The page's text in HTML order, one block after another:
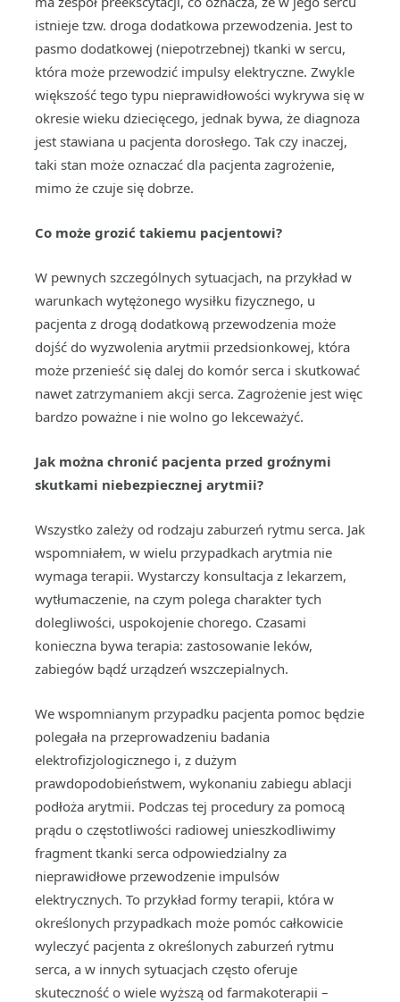
istnieje tzw. droga dodatkowa przewodzenia. Jest to
pasmo dodatkowej (niepotrzebnej) tkanki w sercu,
która może przewodzić impulsy elektryczne. Zwykle
większość tego typu nieprawidłowości wykrywa się w
okresie wieku dziecięcego, jednak bywa, że diagnoza
jest stawiana u pacjenta dorosłego. Tak czy inaczej,
taki stan może oznaczać dla pacjenta zagrożenie,
mimo że czuje się dobrze.
Co może grozić takiemu pacjentowi?
W pewnych szczególnych sytuacjach, na przykład w
warunkach wytężonego wysiłku fizycznego, u
pacjenta z drogą dodatkową przewodzenia może
dojść do wyzwolenia arytmii przedsionkowej, która
może przenieść się dalej do komór serca i skutkować
nawet zatrzymaniem akcji serca. Zagrożenie jest więc
bardzo poważne i nie wolno go lekceważyć.
Jak można chronić pacjenta przed groźnymi
skutkami niebezpiecznej arytmii?
Wszystko zależy od rodzaju zaburzeń rytmu serca. Jak
wspomniałem, w wielu przypadkach arytmia nie
wymaga terapii. Wystarczy konsultacja z lekarzem,
wytłumaczenie, na czym polega charakter tych
dolegliwości, uspokojenie chorego. Czasami
konieczna bywa terapia: zastosowanie leków,
zabiegów bądź urządzeń wszczepialnych.
We wspomnianym przypadku pacjenta pomoc będzie
polegała na przeprowadzeniu badania
elektrofizjologicznego i, z dużym
prawdopodobieństwem, wykonaniu zabiegu ablacji
podłoża arytmii. Podczas tej procedury za pomocą
prądu o częstotliwości radiowej unieszkodliwimy
fragment tkanki serca odpowiedzialny za
nieprawidłowe przewodzenie impulsów
elektrycznych. To przykład formy terapii, która w
określonych przypadkach może pomóc całkowicie
wyleczyć pacjenta z określonych zaburzeń rytmu
serca, a w innych sytuacjach często oferuje
skuteczność o wiele wyższą od farmakoterapii –